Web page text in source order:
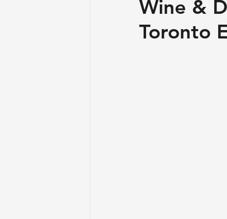
Wine &
Toronto